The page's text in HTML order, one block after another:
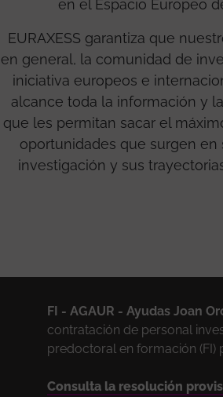
en el Espacio Europeo
EURAXESS garantiza que
en general, la comunidad de
iniciativa europeos e
alcance toda la información y
que les permitan sacar el
oportunidades que surgen en
investigación y sus
FI - AGAUR - Ayudas Joan
contratación de personal
predoctoral en formación (FI)
Consulta la resolución